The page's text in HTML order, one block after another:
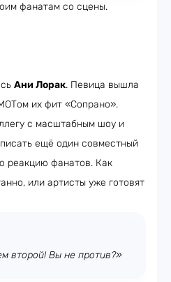
фанатам со сцены.
Ани Лорак. Певица вышла
их фит «Сопрано».
с масштабным шоу и
ещё один совместный
реакцию фанатов. Как
или артисты уже готовят
второй! Вы не против?»